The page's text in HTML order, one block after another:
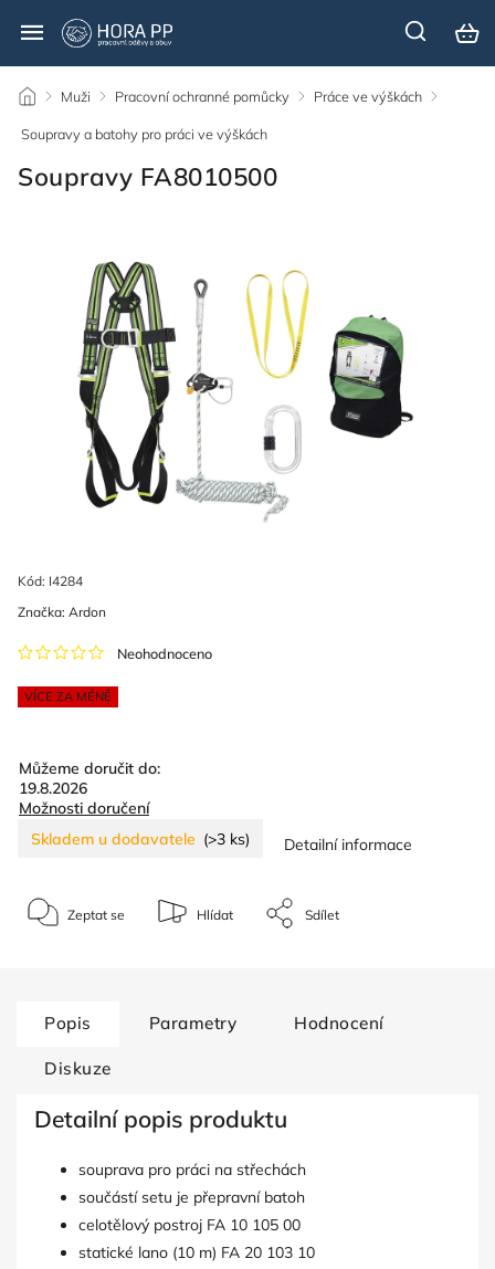
/ Muži / Pracovní ochranné pomůcky / Práce ve výškách /
Soupravy a batohy pro práci ve výškách
Soupravy FA8010500
Kód: I4284
VÍCE ZA MÉNĚ
Neohodnoceno
Značka: Ardon
Můžeme doručit do:
19.8.2026
Možnosti doručení
Skladem u dodavatele (>3 ks) Detailní informace
Zeptat se Hlídat Sdílet
Popis Parametry Hodnocení
Diskuze
Detailní popis produktu
souprava pro práci na střechách
součástí setu je přepravní batoh
celotělový postroj FA 10 105 00
statické lano (10 m) FA 20 103 10